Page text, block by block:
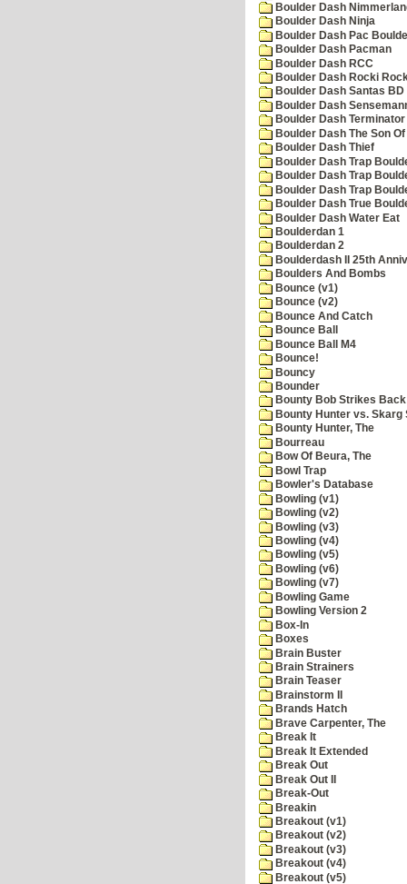
Boulder Dash
Boulder Dash Ninja
Boulder Dash Pac
Boulder Dash Pacman
Boulder Dash RCC
Boulder Dash Rocki
Boulder Dash Santas
Boulder Dash
Boulder Dash
Boulder Dash The Son
Boulder Dash Thief
Boulder Dash Trap
Boulder Dash Trap
Boulder Dash Trap
Boulder Dash True
Boulder Dash Water Eat
Boulderdan 1
Boulderdan 2
Boulderdash II 25th
Boulders And Bombs
Bounce (v1)
Bounce (v2)
Bounce And Catch
Bounce Ball
Bounce Ball M4
Bounce!
Bouncy
Bounder
Bounty Bob Strikes
Bounty Hunter vs. Skarg
Bounty Hunter, The
Bourreau
Bow Of Beura, The
Bowl Trap
Bowler's Database
Bowling (v1)
Bowling (v2)
Bowling (v3)
Bowling (v4)
Bowling (v5)
Bowling (v6)
Bowling (v7)
Bowling Game
Bowling Version 2
Box-In
Boxes
Brain Buster
Brain Strainers
Brain Teaser
Brainstorm II
Brands Hatch
Brave Carpenter, The
Break It
Break It Extended
Break Out
Break Out II
Break-Out
Breakin
Breakout (v1)
Breakout (v2)
Breakout (v3)
Breakout (v4)
Breakout (v5)